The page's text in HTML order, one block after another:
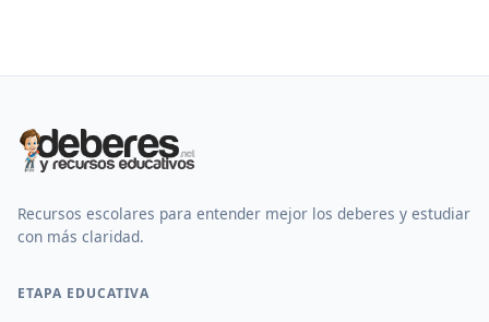
Recursos escolares para entender mejor los deberes y estudiar
con más claridad.
ETAPA EDUCATIVA